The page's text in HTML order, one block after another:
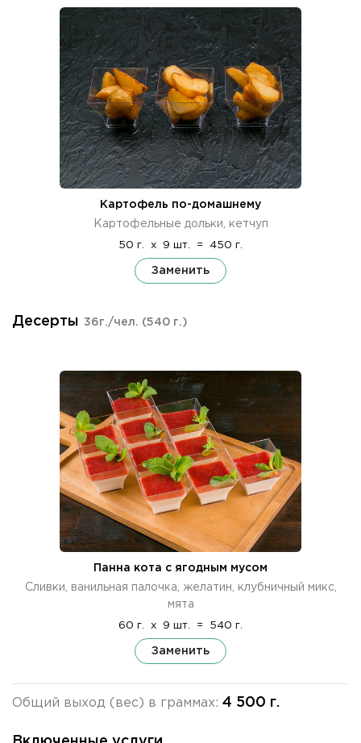
Картофель по-домашнему
Картофельные дольки, кетчуп
50 г. x 9 шт. = 450 г.
Заменить
Десерты 36г./чел. (540 г.)
Панна кота с ягодным мусом
Сливки, ванильная палочка, желатин, клубничный микс,
мята
60 г. x 9 шт. = 540 г.
Заменить
Общий выход (вес) в граммах: 4 500 г.